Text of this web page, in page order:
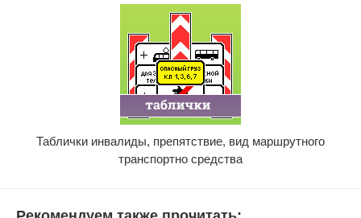
Таблички инвалиды, препятствие, вид маршрутного
транспортно средства